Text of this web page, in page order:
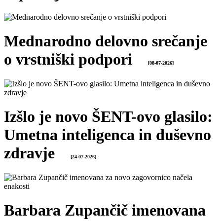
Mednarodno delovno srečanje
o vrstniški podpori
[08-07-2026]
Izšlo je novo ŠENT-ovo glasilo:
Umetna inteligenca in duševno
zdravje
[24-07-2026]
Barbara Zupančič imenovana